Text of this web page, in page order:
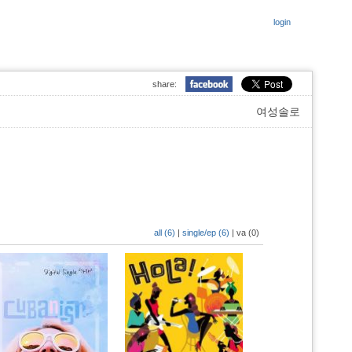
login
share:
여성솔로
all (6) | single/ep (6) | va (0)